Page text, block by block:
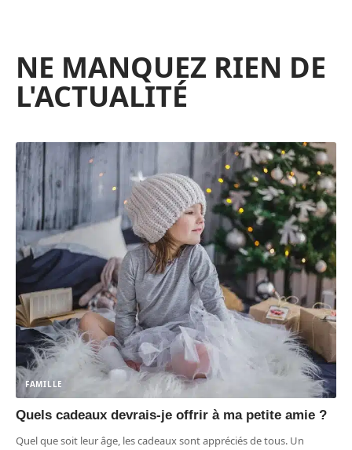
NE MANQUEZ RIEN DE
L'ACTUALITÉ
FAMILLE
Quels cadeaux devrais-je offrir à ma petite amie ?
Quel que soit leur âge, les cadeaux sont appréciés de tous. Un